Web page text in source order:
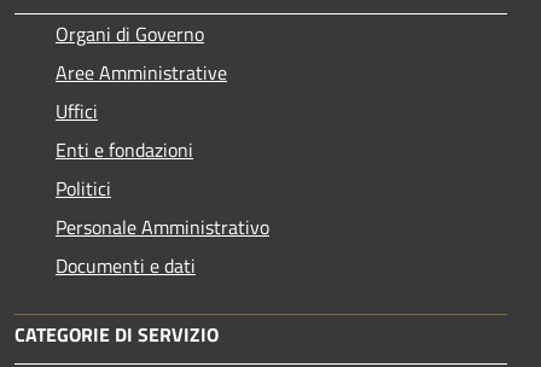
Organi di Governo
Aree Amministrative
Uffici
Enti e fondazioni
Politici
Personale Amministrativo
Documenti e dati
CATEGORIE DI SERVIZIO